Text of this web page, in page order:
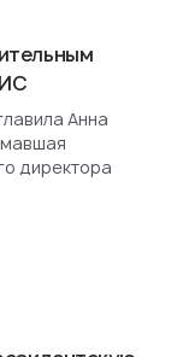
Анна
директора